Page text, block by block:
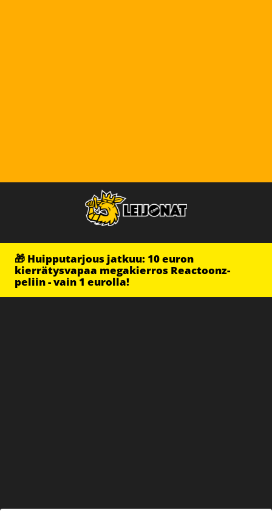
🎁 Huipputarjous jatkuu: 10 euron
kierrätysvapaa megakierros Reactoonz-
peliin - vain 1 eurolla!